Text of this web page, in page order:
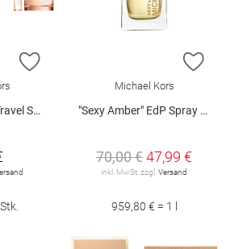
ZUR WUNSCHLISTE HINZUFÜGEN
10 ml
ZUR
Michael Kors
"Sexy Amber" EdP Spray 50 ml
70,00 €47,99 €
inkl. MwSt. zzgl. Versand
959,80 € = 1 l